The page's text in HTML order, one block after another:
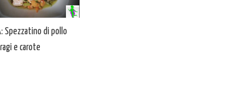
Spezzatino di pollo
e carote